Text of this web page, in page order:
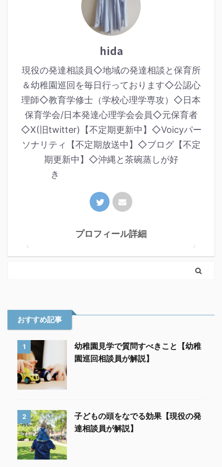
hida
現役の発達相談員◇地域の発達相談と保育所
＆幼稚園巡回を毎日行っております◇公認心
理師◇教育学修士（学校心理学専攻）◇日本
保育学会/日本発達心理学会会員◇元保育者
◇X(旧twitter)【不定期更新中】◇Voicyパー
ソナリティ【不定期放送中】◇ブログ【不定
期更新中】◇沖縄と茶碗蒸しが好
き
プロフィール詳細
おすすめ記事
1
幼稚園見学で質問すべきこと【幼稚
園巡回相談員が解説】
2
子どもの頭をなでる効果【現役の発
達相談員が解説】